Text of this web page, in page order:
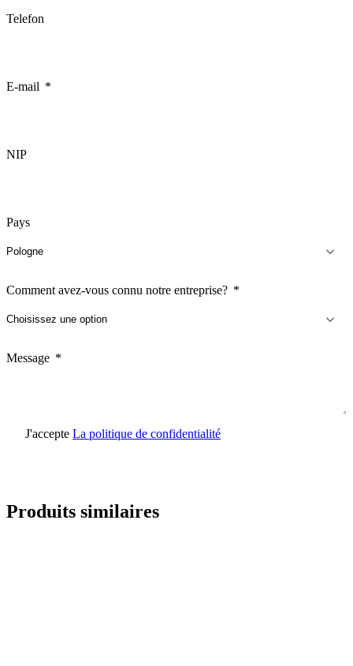
Telefon
E-mail
NIP
Pays
Comment avez-vous connu notre entreprise?
Message
J'accepte La politique de confidentialité
Produits similaires